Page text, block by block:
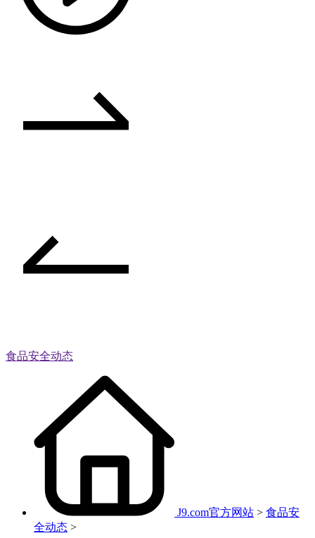
食品安全动态
J9.com官方网站 > 食品安
全动态 >